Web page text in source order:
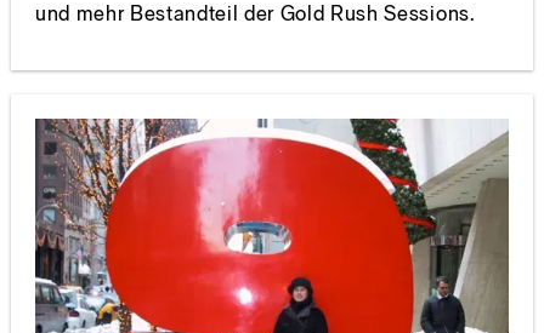
und mehr Bestandteil der Gold Rush Sessions.